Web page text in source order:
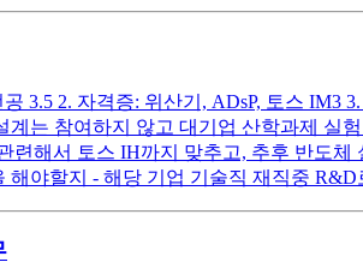
3.5 2. 자격증: 위산기, ADsP, 토스
는 참여하지 않고 대기업 산학과제
련해서 토스 IH까지 맞추고, 추후 반도
야할지 - 해당 기업 기술직 재직중